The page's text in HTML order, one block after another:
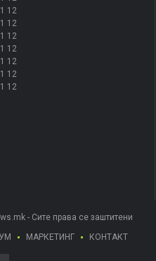
12
12
12
12
12
12
12
- Сите права се заштитени
МАРКЕТИНГ КОНТАКТ